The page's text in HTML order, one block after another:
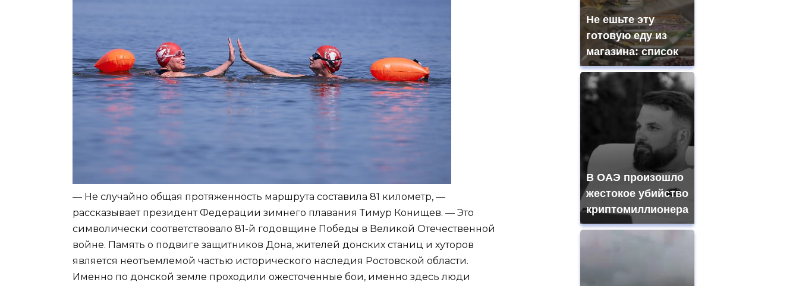
— Не случайно общая протяженность маршрута составила 81 километр, —
рассказывает президент Федерации зимнего плавания Тимур Конищев. — Это
символически соответствовало 81-й годовщине Победы в Великой Отечественной
войне. Память о подвиге защитников Дона, жителей донских станиц и хуторов
является неотъемлемой частью исторического наследия Ростовской области.
Именно по донской земле проходили ожесточенные бои, именно здесь люди
Не ешьте эту
готовую еду из
магазина: список
В ОАЭ произошло
жестокое убийство
криптомиллионера